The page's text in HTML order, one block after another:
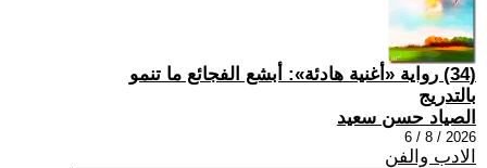
(34) رواية «أغنية هادئة»: أبشع الفجائع ما تنمو
بالتدريج
الصياد حسن سعيد
2026 / 8 / 6
الادب والفن